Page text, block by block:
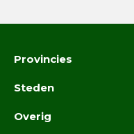
Provincies
Steden
Overig